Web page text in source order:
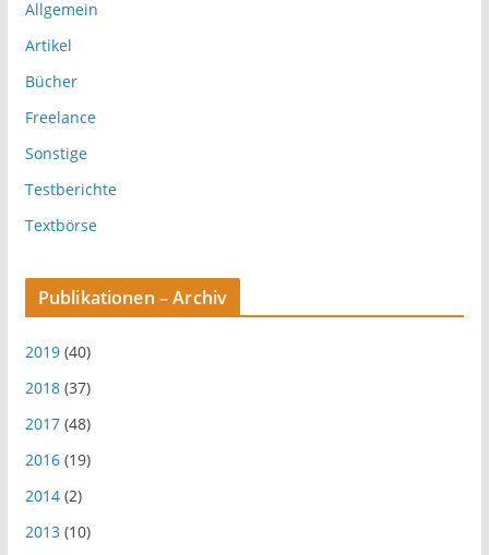
Allgemein
Artikel
Bücher
Freelance
Sonstige
Testberichte
Textbörse
Publikationen – Archiv
2019(40)
2018(37)
2017(48)
2016(19)
2014(2)
2013(10)